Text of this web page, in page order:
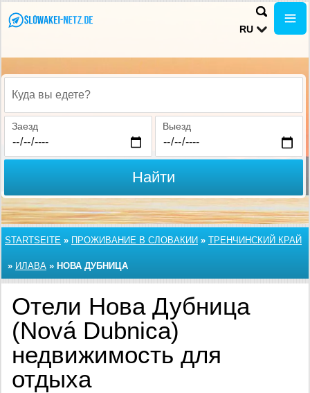
RU
Куда вы едете?
Заезд Выезд
Найти
STARTSEITE » ПРОЖИВАНИЕ В СЛОВАКИИ » ТРЕНЧИНСКИЙ КРАЙ
» ИЛАВА » НОВА ДУБНИЦА
Отели Нова Дубница
(Nová Dubnica)
недвижимость для
отдыха